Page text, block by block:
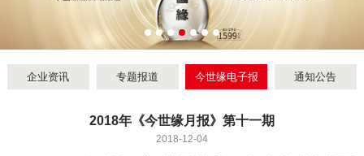
企业资讯 专题报道 今世缘电子报 通知公告
2018年《今世缘月报》第十一期
2018-12-04